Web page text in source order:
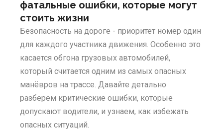
фатальные ошибки, которые могут
стоить жизни
Безопасность на дороге - приоритет номер один
для каждого участника движения. Особенно это
касается обгона грузовых автомобилей,
который считается одним из самых опасных
манёвров на трассе. Давайте детально
разберём критические ошибки, которые
допускают водители, и узнаем, как избежать
опасных ситуаций.